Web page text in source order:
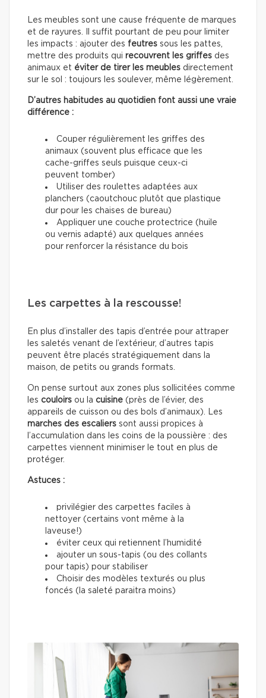
Les meubles sont une cause fréquente de marques
et de rayures. Il suffit pourtant de peu pour limiter
les impacts : ajouter des feutres sous les pattes,
mettre des produits qui recouvrent les griffes des
animaux et éviter de tirer les meubles directement
sur le sol : toujours les soulever, même légèrement.
D’autres habitudes au quotidien font aussi une vraie
différence :
Couper régulièrement les griffes des
animaux (souvent plus efficace que les
cache-griffes seuls puisque ceux-ci
peuvent tomber)
Utiliser des roulettes adaptées aux
planchers (caoutchouc plutôt que plastique
dur pour les chaises de bureau)
Appliquer une couche protectrice (huile
ou vernis adapté) aux quelques années
pour renforcer la résistance du bois
Les carpettes à la rescousse!
En plus d’installer des tapis d’entrée pour attraper
les saletés venant de l’extérieur, d’autres tapis
peuvent être placés stratégiquement dans la
maison, de petits ou grands formats.
On pense surtout aux zones plus sollicitées comme
les couloirs ou la cuisine (près de l’évier, des
appareils de cuisson ou des bols d’animaux). Les
marches des escaliers sont aussi propices à
l’accumulation dans les coins de la poussière : des
carpettes viennent minimiser le tout en plus de
protéger.
Astuces :
privilégier des carpettes faciles à
nettoyer (certains vont même à la
laveuse!)
éviter ceux qui retiennent l’humidité
ajouter un sous-tapis (ou des collants
pour tapis) pour stabiliser
Choisir des modèles texturés ou plus
foncés (la saleté paraitra moins)